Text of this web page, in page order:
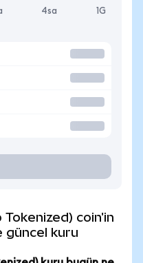
4sa 1G
coin'in
güncel kuru